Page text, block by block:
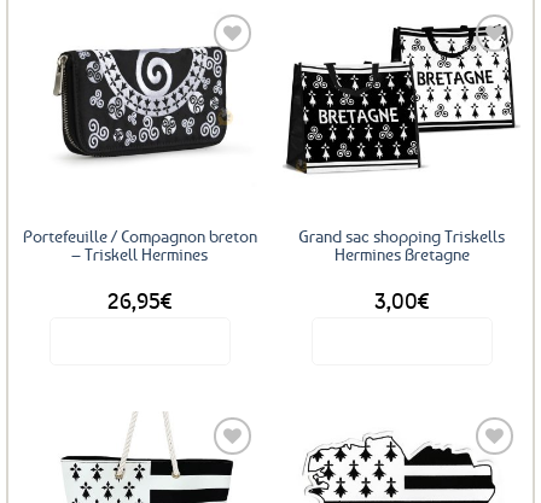
Ajouter
aux
favoris
Portefeuille / Compagnon breton
– Triskell Hermines
26,95€
Ajouter
aux
Grand sac shopping Triskells
Hermines Bretagne
3,00€
plusieurs
variations.